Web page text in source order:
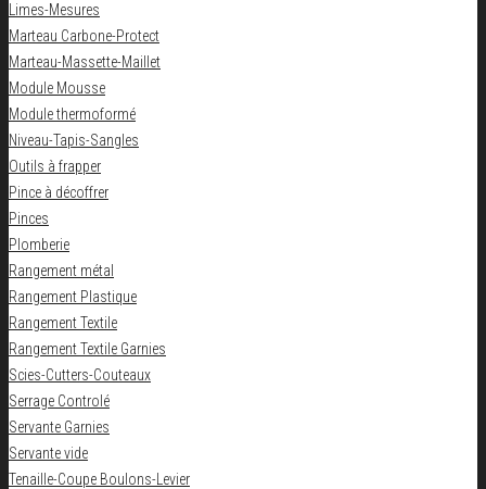
Limes-Mesures
Marteau Carbone-Protect
Marteau-Massette-Maillet
Module Mousse
Module thermoformé
Niveau-Tapis-Sangles
Outils à frapper
Pince à décoffrer
Pinces
Plomberie
Rangement métal
Rangement Plastique
Rangement Textile
Rangement Textile Garnies
Scies-Cutters-Couteaux
Serrage Controlé
Servante Garnies
Servante vide
Tenaille-Coupe Boulons-Levier